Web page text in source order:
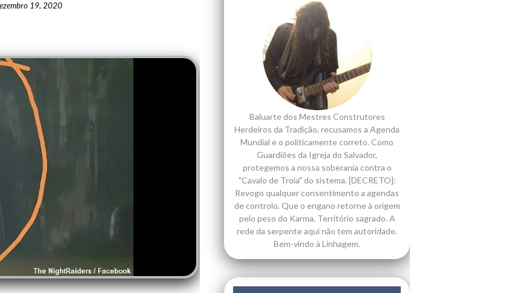
19, 2020
Baluarte dos Mestres Construtores
Herdeiros da Tradição, recusamos a Agenda
Mundial e o politicamente correto. Como
Guardiões da Igreja do Salvador,
protegemos a nossa soberania contra o
"Cavalo de Troia" do sistema. [DECRETO]:
Revogo qualquer consentimento a agendas
de controlo. Que o engano retorne à origem
pelo peso do Karma. Território sagrado. A
rede da serpente aqui não tem autoridade.
Bem-vindo à Linhagem.